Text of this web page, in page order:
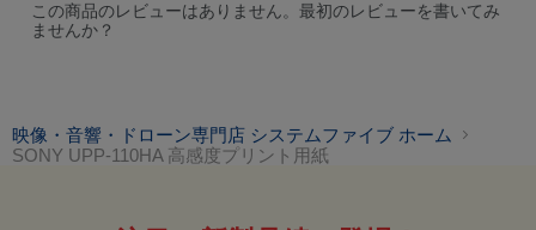
この商品のレビューはありません。最初のレビューを書いてみ
ませんか？
映像・音響・ドローン専門店 システムファイブ ホーム
SONY UPP-110HA 高感度プリント用紙